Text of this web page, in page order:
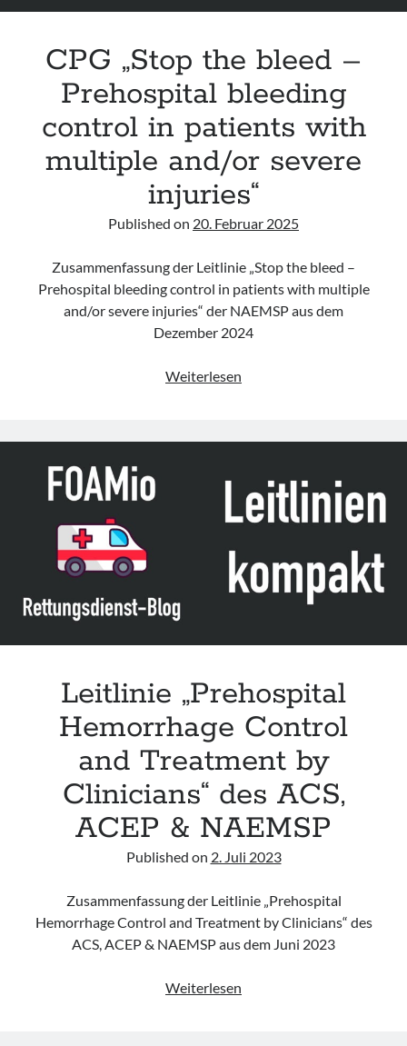
CPG „Stop the bleed –
Prehospital bleeding
control in patients with
multiple and/or severe
injuries“
Published on 20. Februar 2025
Zusammenfassung der Leitlinie „Stop the bleed –
Prehospital bleeding control in patients with multiple
and/or severe injuries“ der NAEMSP aus dem
Dezember 2024
Weiterlesen
bleed
Prehospital
bleeding
control
patients
with
injuries“
Leitlinie „Prehospital
Hemorrhage Control
and Treatment by
Clinicians“ des ACS,
ACEP & NAEMSP
Published on 2. Juli 2023
Zusammenfassung der Leitlinie „Prehospital
Hemorrhage Control and Treatment by Clinicians“ des
ACS, ACEP & NAEMSP aus dem Juni 2023
Weiterlesen